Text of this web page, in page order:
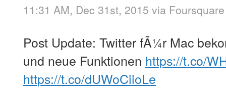
11:31 AM, Dec 31st, 2015 via Foursquare
Post Update: Twitter fÃ¼r Mac
und neue Funktionen https://t.co/
https://t.co/dUWoCiioLe